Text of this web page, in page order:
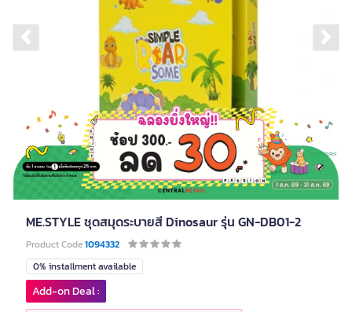
Previous slide
ME.STYLE ชุดสมุดระบายสี Dinosaur รุ่น GN-DB01-2
Product Code1094332
0% installment available
Add-on Deal :